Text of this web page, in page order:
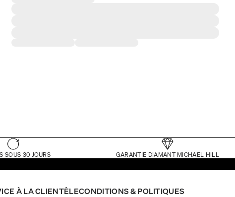
SOUS 30 JOURS GARANTIE DIAMANT MICHAEL HILL
À LA CLIENTÈLECONDITIONS & POLITIQUES